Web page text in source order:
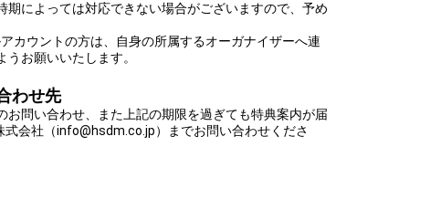
期によっては対応できない場合がございますので、予め
カウントの方は、自身の所属するオーガナイザーへ連
お願いいたします。
わせ先
お問い合わせ、また上記の期限を過ぎても特典案内が届
式会社（info@hsdm.co.jp）までお問い合わせくださ